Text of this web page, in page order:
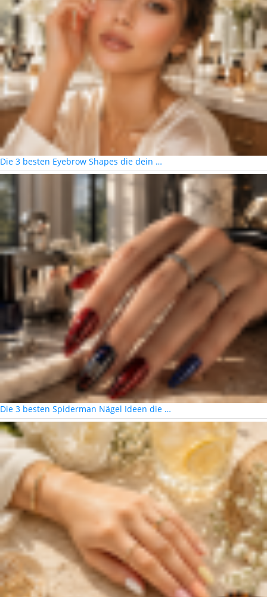
Die 3 besten Eyebrow Shapes die dein …
Die 3 besten Spiderman Nägel Ideen die …